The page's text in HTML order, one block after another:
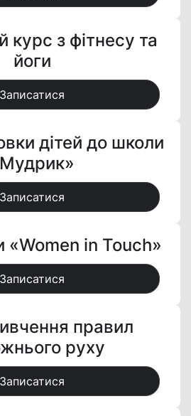
курс з фітнесу та
йоги
Записатися
дітей до школи
Записатися
«Women in Touch»
Записатися
правил
руху
Записатися